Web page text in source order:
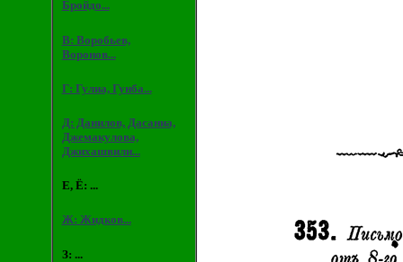
Бройдо...
В: Воробьев,
Воронов...
Г: Гулиа, Гунба...
Д: Данилов, Дасаниа,
Джемакулова,
Джихашвили...
Е, Ё: ...
Ж: Жидков...
З: ...